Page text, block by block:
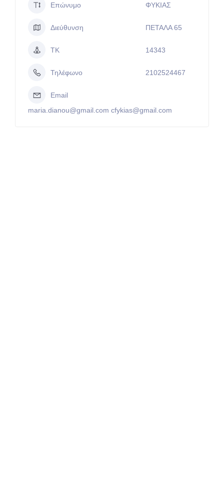
Επώνυμο ΦΥΚΙΑΣ
Διεύθυνση ΠΕΤΑΛΑ 65
ΤΚ 14343
Τηλέφωνο 2102524467
Email
maria.dianou@gmail.com cfykias@gmail.com